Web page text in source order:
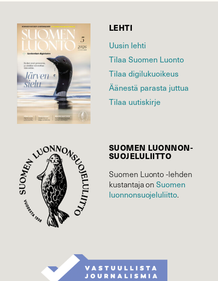
LEHTI
Uusin lehti
Tilaa Suomen Luonto
Tilaa digilukuoikeus
Äänestä parasta juttua
Tilaa uutiskirje
SUOMEN LUONNON­
SUOJELU­LIITTO
Suomen Luonto -lehden
kustantaja onSuomen
luonnonsuojelu­liitto.